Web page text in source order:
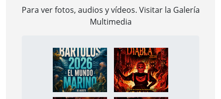
Para ver fotos, audios y vídeos. Visitar la Galería
Multimedia